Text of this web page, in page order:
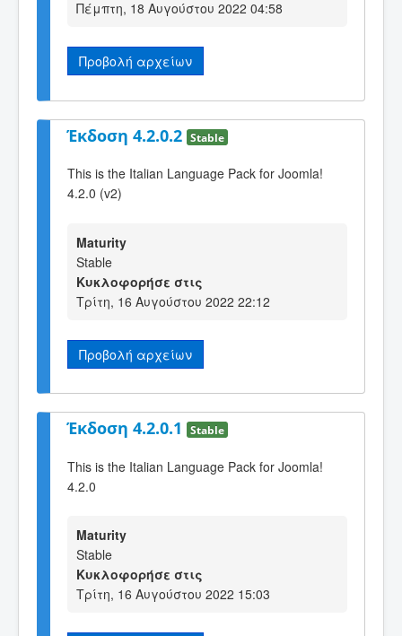
Πέμπτη, 18 Αυγούστου 2022 04:58
Προβολή αρχείων
Έκδοση 4.2.0.2 Stable
This is the Italian Language Pack for Joomla!
4.2.0 (v2)
Maturity
Stable
Κυκλοφορήσε στις
Τρίτη, 16 Αυγούστου 2022 22:12
Προβολή αρχείων
Έκδοση 4.2.0.1 Stable
This is the Italian Language Pack for Joomla!
4.2.0
Maturity
Stable
Κυκλοφορήσε στις
Τρίτη, 16 Αυγούστου 2022 15:03